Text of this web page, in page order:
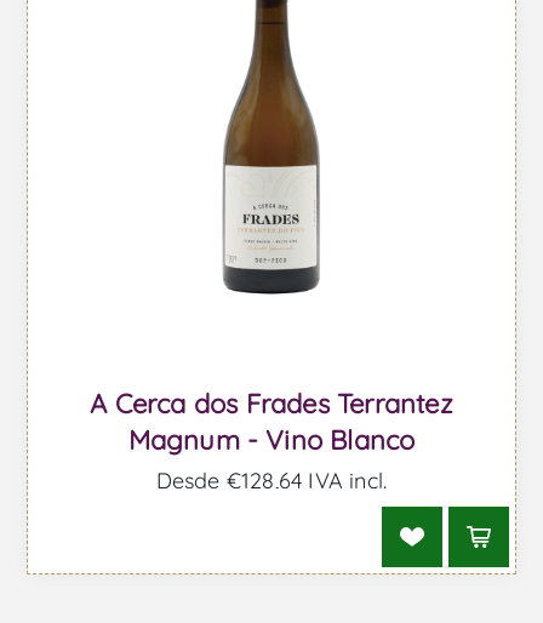
A Cerca dos Frades Terrantez
Magnum - Vino Blanco
Desde €128,64 IVA incl.